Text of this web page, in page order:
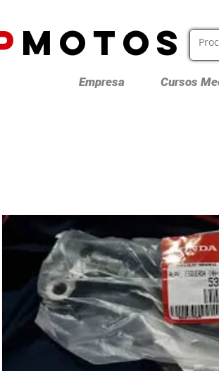
MOTOS
Empresa Cursos